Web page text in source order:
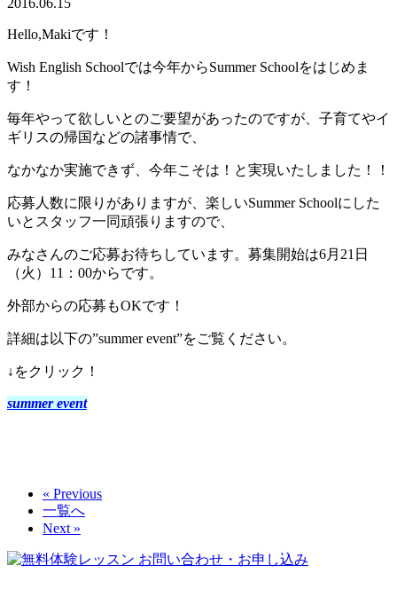
2016.06.15
Hello,Makiです！
Wish English Schoolでは今年からSummer Schoolをはじめま
す！
毎年やって欲しいとのご要望があったのですが、子育てやイ
ギリスの帰国などの諸事情で、
なかなか実施できず、今年こそは！と実現いたしました！！
応募人数に限りがありますが、楽しいSummer Schoolにした
いとスタッフ一同頑張りますので、
みなさんのご応募お待ちしています。募集開始は6月21日
（火）11：00からです。
外部からの応募もOKです！
詳細は以下の”summer event”をご覧ください。
↓をクリック！
summer event
« Previous
一覧へ
Next »